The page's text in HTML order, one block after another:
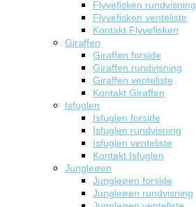
Flyvefisken rundvisning
Flyvefisken venteliste
Kontakt Flyvefisken
Giraffen
Giraffen forside
Giraffen rundvisning
Giraffen venteliste
Kontakt Giraffen
Isfuglen
Isfuglen forside
Isfuglen rundvisning
Isfuglen venteliste
Kontakt Isfuglen
Jungleøen
Jungleøen forside
Jungleøen rundvisning